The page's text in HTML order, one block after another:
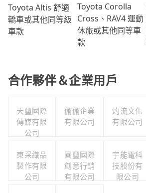
Toyota Altis 舒適
轎車或其他同等級
車款
Toyota Corolla
Cross、RAV4 運動
休旅或其他同等車
款
合作夥伴＆企業用戶
天璽國際
傳媒有限
公司
偷偷企業
有限公司
灼流文化
有限公司
東采織品
製作有限
公司
圓璽國際
創意行銷
有限公司
宇能電科
技股份有
限公司